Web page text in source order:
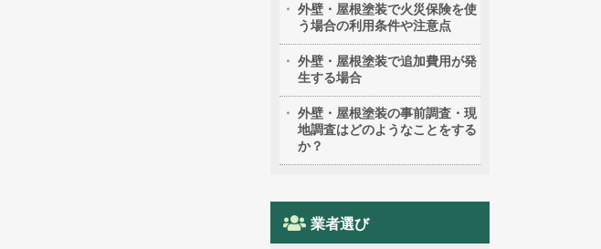
外壁・屋根塗装で火災保険を使
う場合の利用条件や注意点
外壁・屋根塗装で追加費用が発
生する場合
外壁・屋根塗装の事前調査・現
地調査はどのようなことをする
か？
業者選び